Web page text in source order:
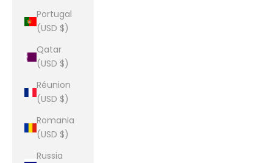
Portugal
(USD $)
Qatar
(USD $)
Réunion
(USD $)
Romania
(USD $)
Russia